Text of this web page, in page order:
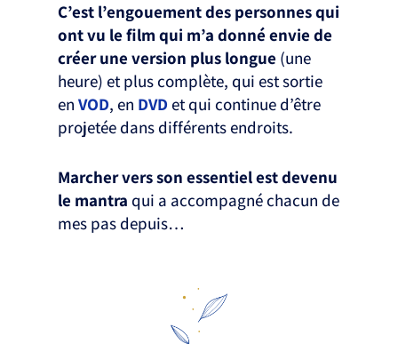
C’est l’engouement des personnes qui
ont vu le film qui m’a donné envie de
créer une version plus longue (une
heure) et plus complète, qui est sortie
en VOD, en DVD et qui continue d’être
projetée dans différents endroits.
Marcher vers son essentiel est devenu
le mantra qui a accompagné chacun de
mes pas depuis…